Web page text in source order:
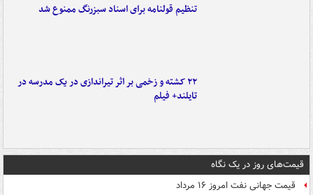
تنظیم قولنامه برای اسناد سبزرنگ ممنوع شد
۲۲ کشته و زخمی بر اثر تیراندازی در یک مدرسه در
تایلند+ فیلم
قیمت‌های روز در یک نگاه
قیمت جهانی نفت امروز ۱۶ مرداد